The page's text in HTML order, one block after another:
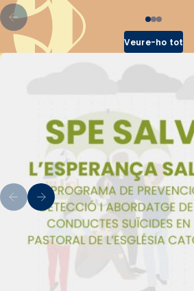
Veure-ho tot